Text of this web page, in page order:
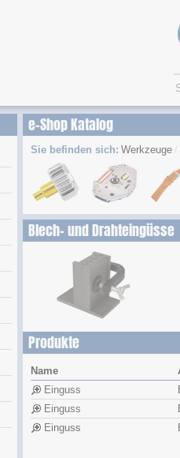
e-Shop Katalog
Sie befinden sich: Werkzeuge
Blech- und Drahteingüsse
Produkte
Name
Einguss
Einguss
Einguss